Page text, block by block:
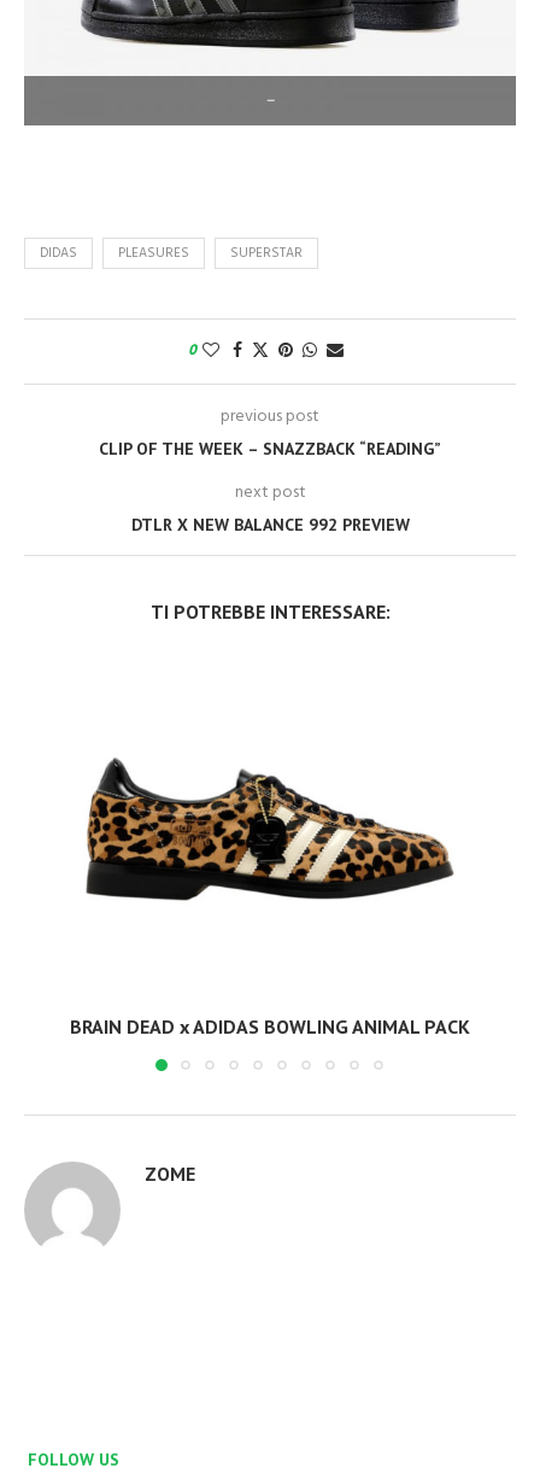
–
DIDAS PLEASURES SUPERSTAR
0
previous post
CLIP OF THE WEEK – SNAZZBACK “READING”
next post
DTLR X NEW BALANCE 992 PREVIEW
TI POTREBBE INTERESSARE:
BRAIN DEAD x ADIDAS BOWLING ANIMAL PACK
ZOME
FOLLOW US